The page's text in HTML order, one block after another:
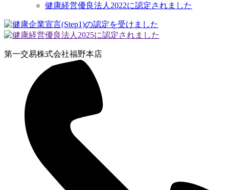
健康経営優良法人2022に認定されました
第一交易株式会社福野本店